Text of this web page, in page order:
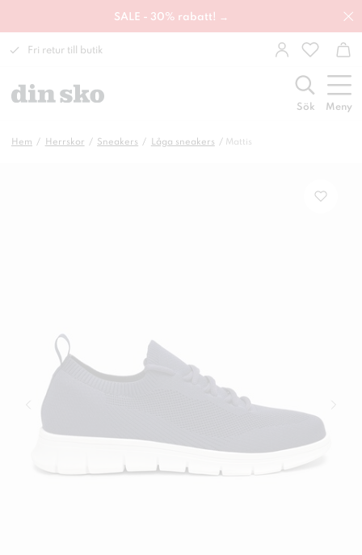
SALE - 30% rabatt! →
Fri retur till butik
Sök Meny
Hem Herrskor Sneakers Låga sneakers Mattis